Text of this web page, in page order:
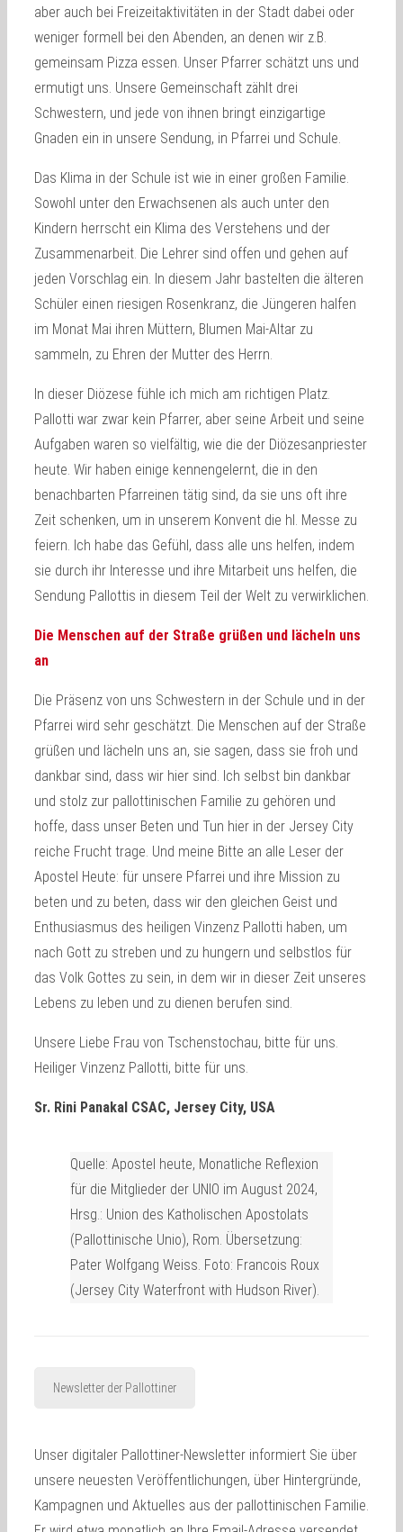
aber auch bei Freizeitaktivitäten in der Stadt dabei oder
weniger formell bei den Abenden, an denen wir z.B.
gemeinsam Pizza essen. Unser Pfarrer schätzt uns und
ermutigt uns. Unsere Gemeinschaft zählt drei
Schwestern, und jede von ihnen bringt einzigartige
Gnaden ein in unsere Sendung, in Pfarrei und Schule.
Das Klima in der Schule ist wie in einer großen Familie.
Sowohl unter den Erwachsenen als auch unter den
Kindern herrscht ein Klima des Verstehens und der
Zusammenarbeit. Die Lehrer sind offen und gehen auf
jeden Vorschlag ein. In diesem Jahr bastelten die älteren
Schüler einen riesigen Rosenkranz, die Jüngeren halfen
im Monat Mai ihren Müttern, Blumen Mai-Altar zu
sammeln, zu Ehren der Mutter des Herrn.
In dieser Diözese fühle ich mich am richtigen Platz.
Pallotti war zwar kein Pfarrer, aber seine Arbeit und seine
Aufgaben waren so vielfältig, wie die der Diözesanpriester
heute. Wir haben einige kennengelernt, die in den
benachbarten Pfarreinen tätig sind, da sie uns oft ihre
Zeit schenken, um in unserem Konvent die hl. Messe zu
feiern. Ich habe das Gefühl, dass alle uns helfen, indem
sie durch ihr Interesse und ihre Mitarbeit uns helfen, die
Sendung Pallottis in diesem Teil der Welt zu verwirklichen.
Die Menschen auf der Straße grüßen und lächeln uns
an
Die Präsenz von uns Schwestern in der Schule und in der
Pfarrei wird sehr geschätzt. Die Menschen auf der Straße
grüßen und lächeln uns an, sie sagen, dass sie froh und
dankbar sind, dass wir hier sind. Ich selbst bin dankbar
und stolz zur pallottinischen Familie zu gehören und
hoffe, dass unser Beten und Tun hier in der Jersey City
reiche Frucht trage. Und meine Bitte an alle Leser der
Apostel Heute: für unsere Pfarrei und ihre Mission zu
beten und zu beten, dass wir den gleichen Geist und
Enthusiasmus des heiligen Vinzenz Pallotti haben, um
nach Gott zu streben und zu hungern und selbstlos für
das Volk Gottes zu sein, in dem wir in dieser Zeit unseres
Lebens zu leben und zu dienen berufen sind.
Unsere Liebe Frau von Tschenstochau, bitte für uns.
Heiliger Vinzenz Pallotti, bitte für uns.
Sr. Rini Panakal CSAC, Jersey City, USA
Quelle: Apostel heute, Monatliche Reflexion
für die Mitglieder der UNIO im August 2024,
Hrsg.: Union des Katholischen Apostolats
(Pallottinische Unio), Rom. Übersetzung:
Pater Wolfgang Weiss. Foto: Francois Roux
(Jersey City Waterfront with Hudson River).
Newsletter der Pallottiner
Unser digitaler Pallottiner-Newsletter informiert Sie über
unsere neuesten Veröffentlichungen, über Hintergründe,
Kampagnen und Aktuelles aus der pallottinischen Familie.